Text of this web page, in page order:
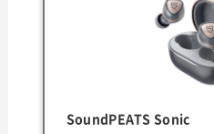
SoundPEATS Sonic